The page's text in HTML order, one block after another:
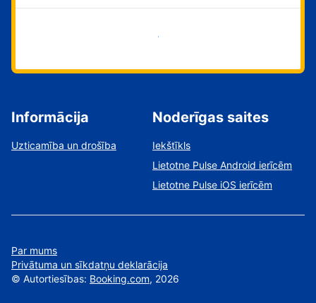
Sāciet tūlīt!
Informācija
Uzticamība un drošība
Noderīgas saites
Iekštīkls
Lietotne Pulse Android ierīcēm
Lietotne Pulse iOS ierīcēm
Par mums
Privātuma un sīkdatņu deklarācija
© Autortiesības: Booking.com, 2026